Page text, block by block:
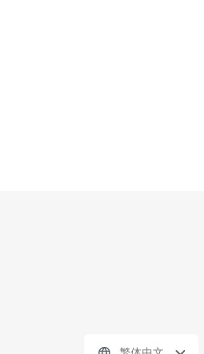
门选择。本文将对便宜的日本